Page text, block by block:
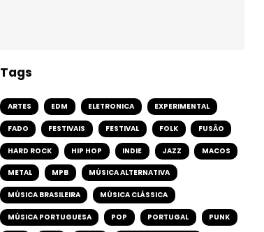
Tags
ARTES EDM ELETRONICA EXPERIMENTAL
FADO FESTIVAIS FESTIVAL FOLK FUSÃO
HARD ROCK HIP HOP INDIE JAZZ MACOS
METAL MPB MÚSICA ALTERNATIVA
MÚSICA BRASILEIRA MÚSICA CLÁSSICA
MÚSICA PORTUGUESA POP PORTUGAL PUNK